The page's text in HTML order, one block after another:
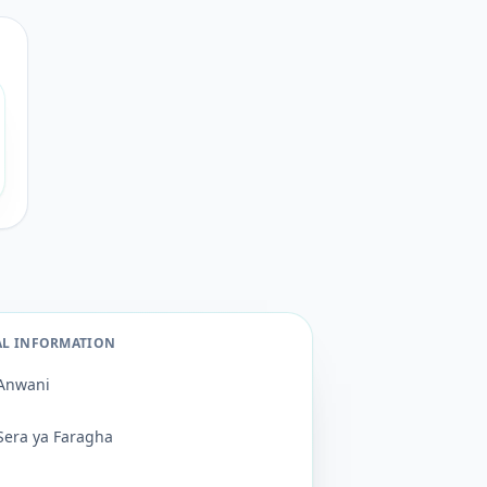
INFORMATION
ya Faragha